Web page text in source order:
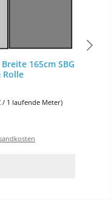
165cm SBG
Rolle
/ 1 laufende Meter)